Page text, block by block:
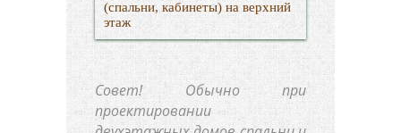
(спальни, кабинеты) на верхний
этаж
Совет!
Обычно при
проектировании